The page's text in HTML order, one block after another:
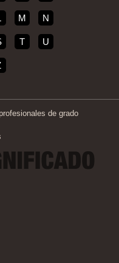
M N
T U
de grado